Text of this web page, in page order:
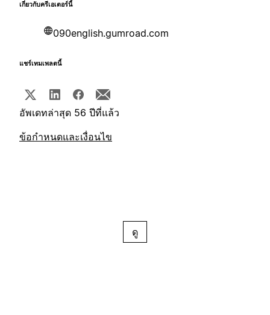
เกี่ยวกับครีเอเตอร์นี้
090english.gumroad.com
แชร์เทมเพลตนี้
อัพเดทล่าสุด 56 ปีที่แล้ว
ข้อกำหนดและเงื่อนไข
ดู